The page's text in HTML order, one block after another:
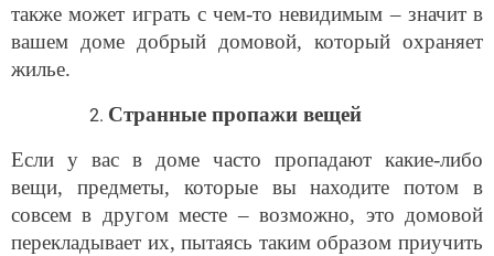
также может играть с чем-то невидимым – значит в
вашем доме добрый домовой, который охраняет
жилье.
Странные пропажи вещей
Если у вас в доме часто пропадают какие-либо
вещи, предметы, которые вы находите потом в
совсем в другом месте – возможно, это домовой
перекладывает их, пытаясь таким образом приучить